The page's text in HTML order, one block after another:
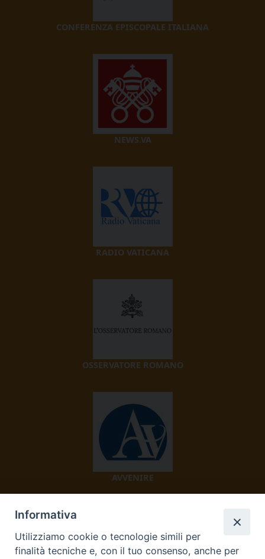
CONFERENZA EPISCOPALE ITALIANA
NEWS.VA
RADIO VATICANA
OSSERVATORE ROMANO
AVVENIRE
Informativa
Utilizziamo cookie o tecnologie simili per
finalità tecniche e, con il tuo consenso, anche per